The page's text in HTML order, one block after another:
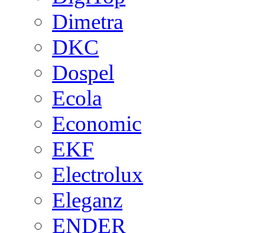
Dimetra
DKC
Dospel
Ecola
Economic
EKF
Electrolux
Eleganz
ENDER